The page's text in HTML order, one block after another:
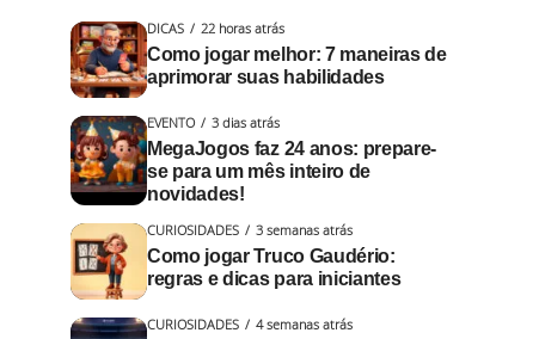
DICAS 22 horas atrás
Como jogar melhor: 7 maneiras de
aprimorar suas habilidades
EVENTO 3 dias atrás
MegaJogos faz 24 anos: prepare-
se para um mês inteiro de
novidades!
CURIOSIDADES 3 semanas atrás
Como jogar Truco Gaudério:
regras e dicas para iniciantes
CURIOSIDADES 4 semanas atrás